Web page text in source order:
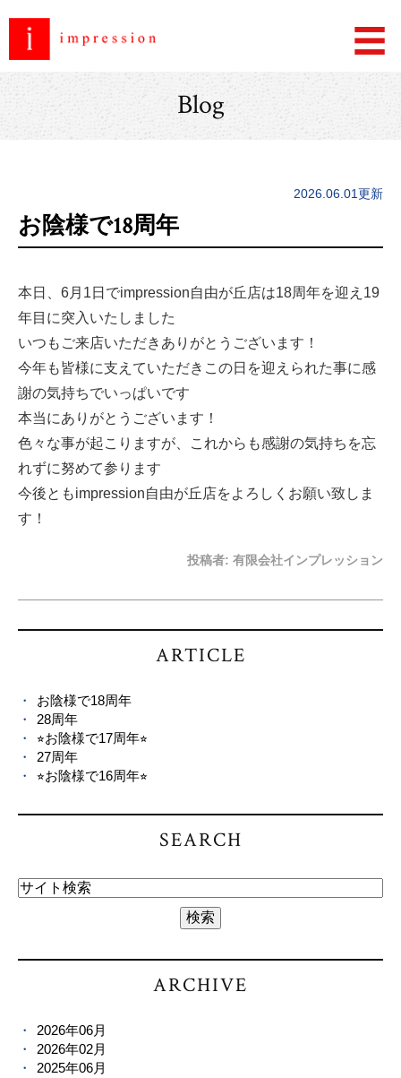
Blog
2026.06.01更新
お陰様で18周年
本日、6月1日でimpression自由が丘店は18周年を迎え19
年目に突入いたしました
いつもご来店いただきありがとうございます！
今年も皆様に支えていただきこの日を迎えられた事に感
謝の気持ちでいっぱいです
本当にありがとうございます！
色々な事が起こりますが、これからも感謝の気持ちを忘
れずに努めて参ります
今後ともimpression自由が丘店をよろしくお願い致しま
す！
投稿者: 有限会社インプレッション
ARTICLE
お陰様で18周年
28周年
⭐︎お陰様で17周年⭐︎
27周年
⭐︎お陰様で16周年⭐︎
SEARCH
ARCHIVE
2026年06月
2026年02月
2025年06月